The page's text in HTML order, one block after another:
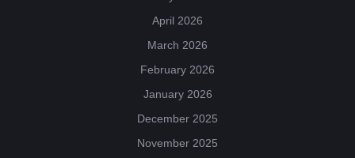
April 2026
March 2026
February 2026
January 2026
December 2025
November 2025